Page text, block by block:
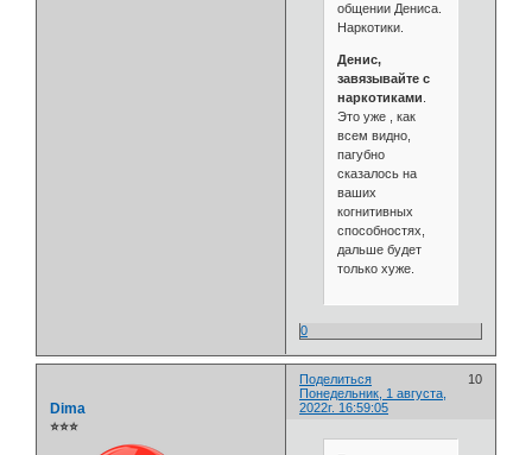
общении Дениса.
Наркотики.
Денис,
завязывайте с
наркотиками.
Это уже , как
всем видно,
пагубно
сказалось на
ваших
когнитивных
способностях,
дальше будет
только хуже.
0
Поделиться
10
Понедельник, 1 августа,
2022г. 16:59:05
Dima
⭐⭐⭐